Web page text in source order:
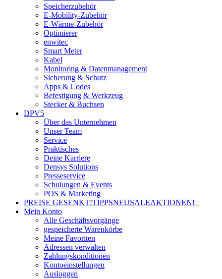
Speicherzubehör
E-Mobility-Zubehör
E-Wärme-Zubehör
Optimierer
enwitec
Smart Meter
Kabel
Monitoring & Datenmanagement
Sicherung & Schutz
Apps & Codes
Befestigung & Werkzeug
Stecker & Buchsen
DPV5
Über das Unternehmen
Unser Team
Service
Praktisches
Deine Karriere
Densys Solutions
Presseservice
Schulungen & Events
POS & Marketing
PREISE GESENKT!TIPPSNEUSALEAKTIONEN!
Mein Konto
Alle Geschäftsvorgänge
gespeicherte Warenkörbe
Meine Favoriten
Adressen verwalten
Zahlungskonditionen
Kontoeinstellungen
Ausloggen